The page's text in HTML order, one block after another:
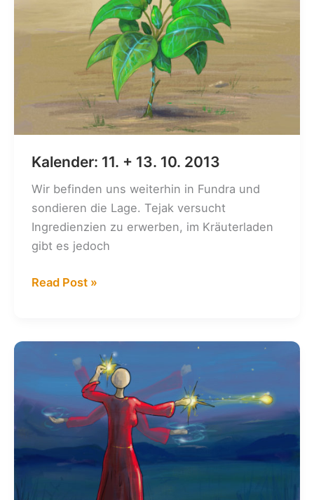
Kalender: 11. + 13. 10. 2013
Wir befinden uns weiterhin in Fundra und
sondieren die Lage. Tejak versucht
Ingredienzien zu erwerben, im Kräuterladen
gibt es jedoch
Kalender:
13.
Read Post »